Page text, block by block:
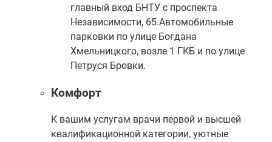
главный вход БНТУ с проспекта
Независимости, 65.Автомобильные
парковки по улице Богдана
Хмельницкого, возле 1 ГКБ и по улице
Петруся Бровки.
Комфорт
К вашим услугам врачи первой и высшей
квалификационной категории, уютные